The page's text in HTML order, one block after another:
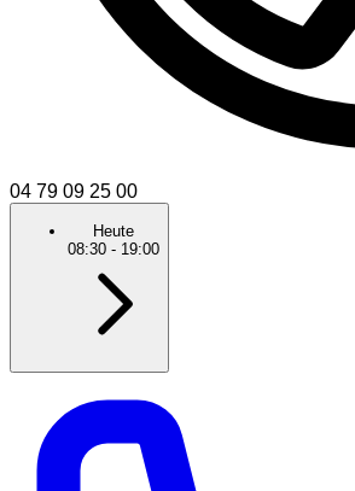
04 79 09 25 00
Heute
08:30 - 19:00